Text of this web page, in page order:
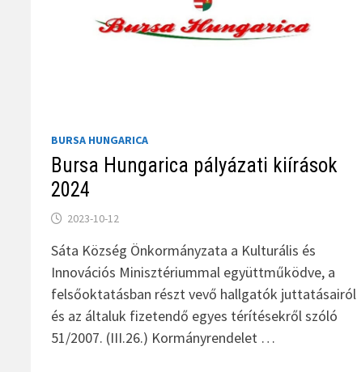
BURSA HUNGARICA
Bursa Hungarica pályázati kiírások
2024
2023-10-12
Sáta Község Önkormányzata a Kulturális és
Innovációs Minisztériummal együttműködve, a
felsőoktatásban részt vevő hallgatók juttatásairól
és az általuk fizetendő egyes térítésekről szóló
51/2007. (III.26.) Kormányrendelet …